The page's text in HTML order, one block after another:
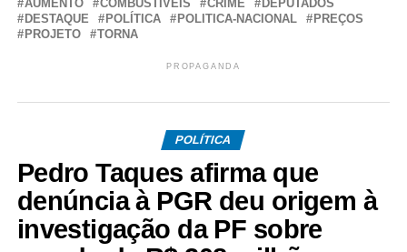
AUMENTO
COMBUSTÍVEIS CRIME
DEPUTADOS
DESTAQUE
POLÍTICA POLITICA-NACIONAL
PREÇOS
PROJETO
TORNA
PROPAGANDA
POLÍTICA
Pedro Taques afirma que
denúncia à PGR deu origem à
investigação da PF sobre